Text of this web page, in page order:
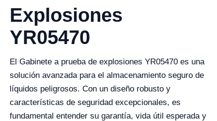
Explosiones
YR05470
El Gabinete a prueba de explosiones YR05470 es una
solución avanzada para el almacenamiento seguro de
líquidos peligrosos. Con un diseño robusto y
características de seguridad excepcionales, es
fundamental entender su garantía, vida útil esperada y